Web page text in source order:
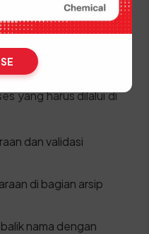
yang harus dilalui di
dan validasi
di bagian arsip
nama dengan